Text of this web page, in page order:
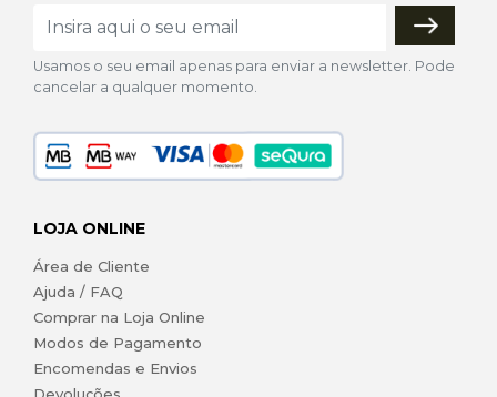
Usamos o seu email apenas para enviar a newsletter. Pode
cancelar a qualquer momento.
LOJA ONLINE
Área de Cliente
Ajuda / FAQ
Comprar na Loja Online
Modos de Pagamento
Encomendas e Envios